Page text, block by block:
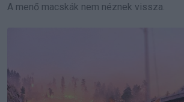
A menő macskák nem néznek vissza.